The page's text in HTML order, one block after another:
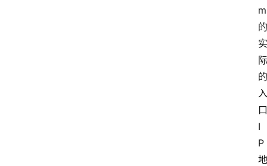
m
的
实
际
的
入
口
I
P
地